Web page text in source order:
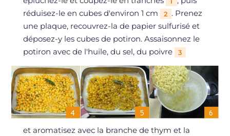
réduisez-le en cubes d'environ 1 cm
2 . Prenez
une plaque, recouvrez-la de papier sulfurisé et
déposez-y les cubes de potiron. Assaisonnez le
potiron avec de l'huile, du sel, du poivre
3
et aromatisez avec la branche de thym et la